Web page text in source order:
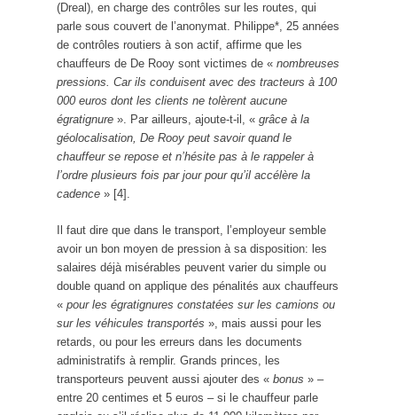
(Dreal), en charge des contrôles sur les routes, qui
parle sous couvert de l’anonymat. Philippe*, 25 années
de contrôles routiers à son actif, affirme que les
chauffeurs de De Rooy sont victimes de « nombreuses
pressions. Car ils conduisent avec des tracteurs à 100
000 euros dont les clients ne tolèrent aucune
égratignure ». Par ailleurs, ajoute-t-il, « grâce à la
géolocalisation, De Rooy peut savoir quand le
chauffeur se repose et n’hésite pas à le rappeler à
l’ordre plusieurs fois par jour pour qu’il accélère la
cadence » [4].
Il faut dire que dans le transport, l’employeur semble
avoir un bon moyen de pression à sa disposition: les
salaires déjà misérables peuvent varier du simple ou
double quand on applique des pénalités aux chauffeurs
« pour les égratignures constatées sur les camions ou
sur les véhicules transportés », mais aussi pour les
retards, ou pour les erreurs dans les documents
administratifs à remplir. Grands princes, les
transporteurs peuvent aussi ajouter des « bonus » –
entre 20 centimes et 5 euros – si le chauffeur parle